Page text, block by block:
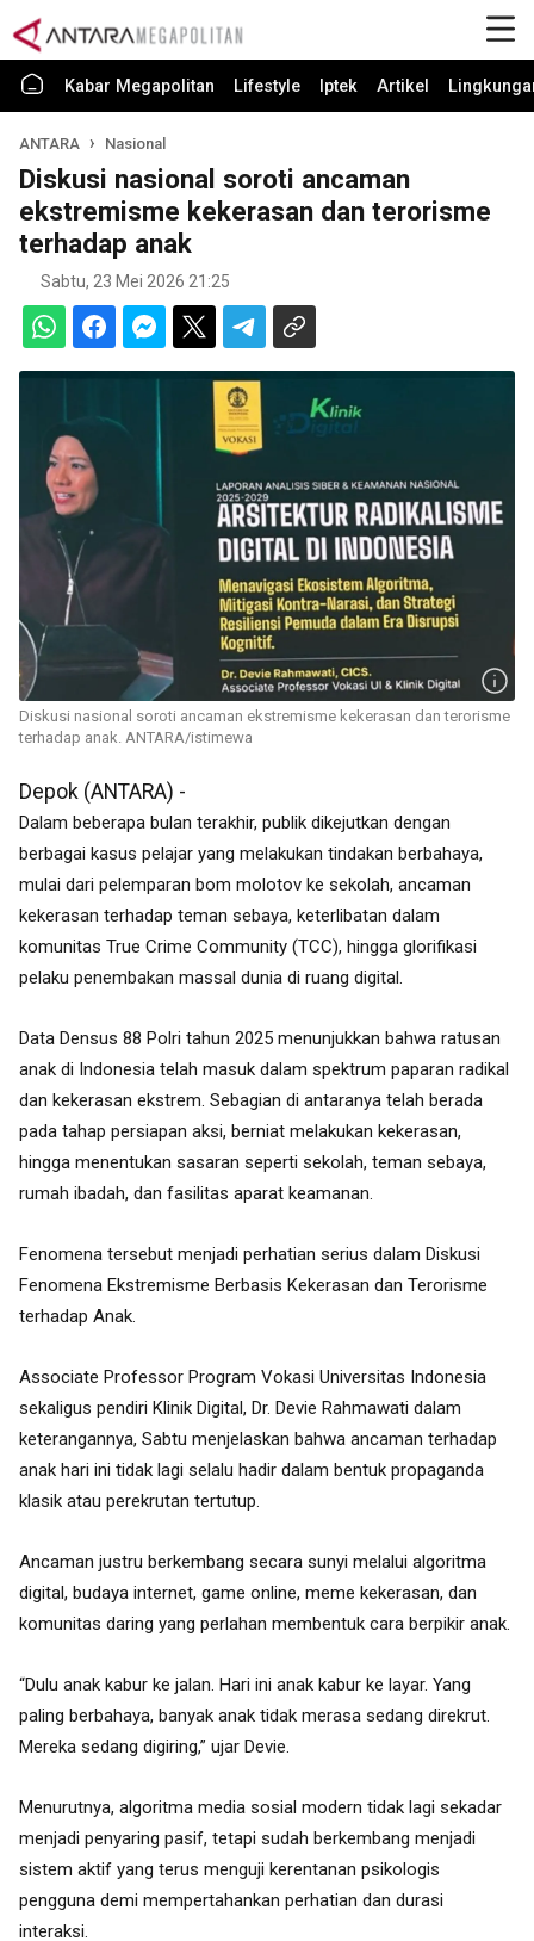
Kabar Megapolitan Lifestyle Iptek Artikel
ANTARA Nasional
Diskusi nasional soroti ancaman
ekstremisme kekerasan dan terorisme
terhadap anak
Sabtu, 23 Mei 2026 21:25
Diskusi nasional soroti ancaman ekstremisme kekerasan dan terorisme
terhadap anak. ANTARA/istimewa
Depok (ANTARA) -
Dalam beberapa bulan terakhir, publik dikejutkan dengan
berbagai kasus pelajar yang melakukan tindakan berbahaya,
mulai dari pelemparan bom molotov ke sekolah, ancaman
kekerasan terhadap teman sebaya, keterlibatan dalam
komunitas True Crime Community (TCC), hingga glorifikasi
pelaku penembakan massal dunia di ruang digital.
Data Densus 88 Polri tahun 2025 menunjukkan bahwa ratusan
anak di Indonesia telah masuk dalam spektrum paparan radikal
dan kekerasan ekstrem. Sebagian di antaranya telah berada
pada tahap persiapan aksi, berniat melakukan kekerasan,
hingga menentukan sasaran seperti sekolah, teman sebaya,
rumah ibadah, dan fasilitas aparat keamanan.
Fenomena tersebut menjadi perhatian serius dalam Diskusi
Fenomena Ekstremisme Berbasis Kekerasan dan Terorisme
terhadap Anak.
Associate Professor Program Vokasi Universitas Indonesia
sekaligus pendiri Klinik Digital, Dr. Devie Rahmawati dalam
keterangannya, Sabtu menjelaskan bahwa ancaman terhadap
anak hari ini tidak lagi selalu hadir dalam bentuk propaganda
klasik atau perekrutan tertutup.
Ancaman justru berkembang secara sunyi melalui algoritma
digital, budaya internet, game online, meme kekerasan, dan
komunitas daring yang perlahan membentuk cara berpikir anak.
“Dulu anak kabur ke jalan. Hari ini anak kabur ke layar. Yang
paling berbahaya, banyak anak tidak merasa sedang direkrut.
Mereka sedang digiring,” ujar Devie.
Menurutnya, algoritma media sosial modern tidak lagi sekadar
menjadi penyaring pasif, tetapi sudah berkembang menjadi
sistem aktif yang terus menguji kerentanan psikologis
pengguna demi mempertahankan perhatian dan durasi
interaksi.